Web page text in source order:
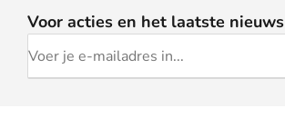
Voor acties en het laatste nieuws